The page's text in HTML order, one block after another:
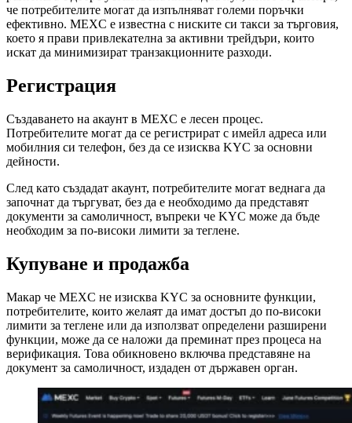
че потребителите могат да изпълняват големи поръчки
ефективно. MEXC е известна с ниските си такси за търговия,
което я прави привлекателна за активни трейдъри, които
искат да минимизират транзакционните разходи.
Регистрация
Създаването на акаунт в MEXC е лесен процес.
Потребителите могат да се регистрират с имейл адреса или
мобилния си телефон, без да се изисква KYC за основни
дейности.
След като създадат акаунт, потребителите могат веднага да
започнат да търгуват, без да е необходимо да представят
документи за самоличност, въпреки че KYC може да бъде
необходим за по-високи лимити за теглене.
Купуване и продажба
Макар че MEXC не изисква KYC за основните функции,
потребителите, които желаят да имат достъп до по-високи
лимити за теглене или да използват определени разширени
функции, може да се наложи да преминат през процеса на
верификация. Това обикновено включва представяне на
документ за самоличност, издаден от държавен орган.